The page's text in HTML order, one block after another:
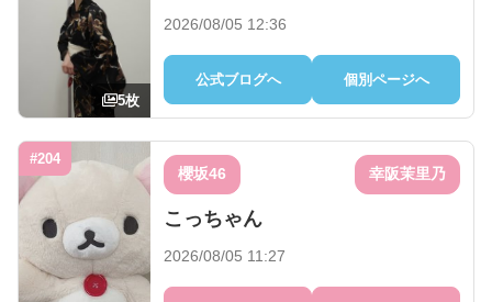
5枚
2026/08/05 12:36
公式ブログへ 個別ページへ
#204
櫻坂46 幸阪茉里乃
こっちゃん
2026/08/05 11:27